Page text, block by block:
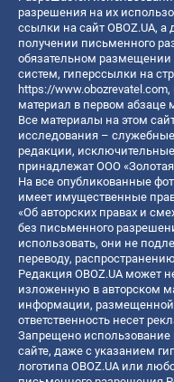
разрешения на их
ссылки на сайт OBOZ.UA,
получении письменного
обязательном
систем, гиперссылки на
https://www.obozrevatel.com,
материал в первом абзаце
Все материалы на этом
исследования –
редакции,
принадлежат ООО
На все опубликованные
имеет имущественные
«Об авторских правах и
без письменного
использовать, они не
переводу,
Редакция OBOZ.UA может
изложенную в авторском
информации,
ответственность несет
Запрещено
сайте, даже с указанием
логотипа OBOZ.UA или